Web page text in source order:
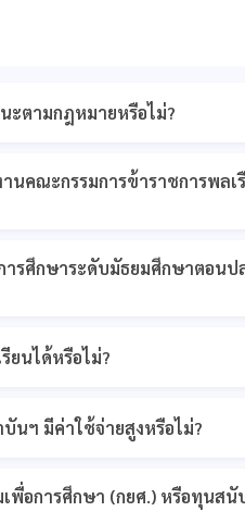
ะตามกฎหมายหรือไม่?
คณะกรรมการข้าราชการพลเ
รศึกษาระดับมัธยมศึกษาตอนป
ยนได้หรือไม่?
นฯ มีค่าใช้จ่ายสูงหรือไม่?
พื่อการศึกษา (กยศ.) หรือทุนสนั